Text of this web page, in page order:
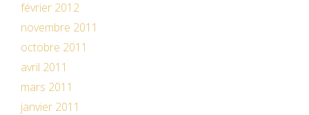
février 2012
novembre 2011
octobre 2011
avril 2011
mars 2011
janvier 2011